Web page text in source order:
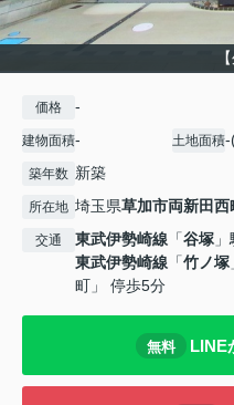
価格 -
建物面積- 土地面積-
築年数 新築
所在地 埼玉県草加市両新田西
交通 東武伊勢崎線 「谷塚
東武伊勢崎線 「竹ノ塚
町」 停歩5分
無料 LINE